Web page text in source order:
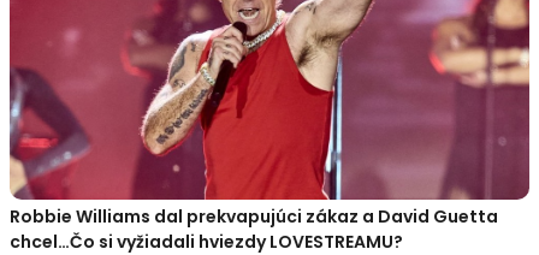
Robbie Williams dal prekvapujúci zákaz a David Guetta
chcel…Čo si vyžiadali hviezdy LOVESTREAMU?